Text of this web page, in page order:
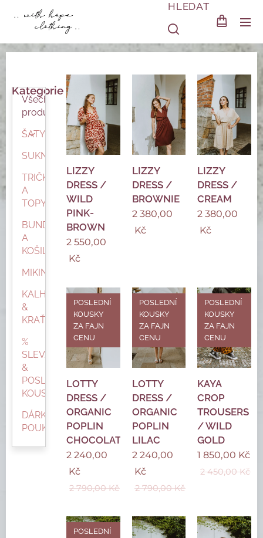
HLEDAT
Kategorie
Všechny
produkty
ŠATY
SUKNĚ
TRIČKA
A
TOPY
BUNDY
A
KOŠILE
MIKINY
KALHOTY
&
KRAŤASY
%
SLEVA
&
POSLEDNÍ
KOUSKY
DÁRKOVÝ
POUKAZ
LIZZY
DRESS /
WILD
PINK-
BROWN
2 550,00
Kč
LIZZY
DRESS /
BROWNIE
2 380,00
Kč
LIZZY
DRESS /
CREAM
2 380,00
Kč
LOTTY
DRESS /
ORGANIC
POPLIN
CHOCOLATE
POSLEDNÍ
KOUSKY
ZA FAJN
CENU
2 240,00
Kč
2 790,00Kč
LOTTY
DRESS /
ORGANIC
POPLIN
LILAC
POSLEDNÍ
KOUSKY
ZA FAJN
CENU
2 240,00
Kč
2 790,00Kč
KAYA
CROP
TROUSERS
/ WILD
GOLD
POSLEDNÍ
KOUSKY
ZA FAJN
CENU
1 850,00 Kč
2 450,00Kč
POSLEDNÍ